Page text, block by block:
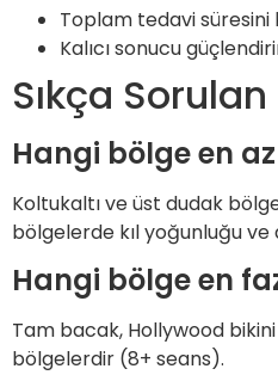
Toplam tedavi süresini
Kalıcı sonucu
Sıkça
Hangi bölge en
Koltukaltı ve üst dudak
bölgelerde kıl yoğunluğu
Hangi bölge en
Tam bacak, Hollywood
bölgelerdir (8+ seans).